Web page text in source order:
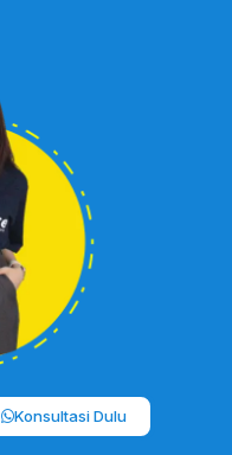
Konsultasi Dulu